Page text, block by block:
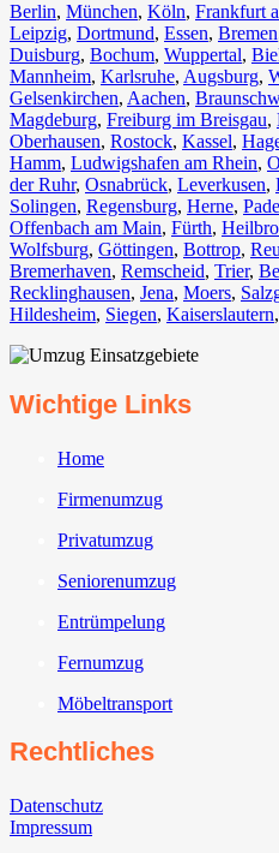
Berlin⁠, München, Köln⁠, Frankfurt
Leipzig, Dortmund, Essen, Bremen
Duisburg⁠, Bochum, Wuppertal⁠,
Mannheim, Karlsruhe, Augsburg,
Gelsenkirchen⁠, Aachen⁠,
Magdeburg, Freiburg im Breisgau⁠,
Oberhausen⁠, Rostock⁠, Kassel⁠,
Hamm, Ludwigshafen am Rhein⁠,
der Ruhr, Osnabrück⁠, Leverkusen,
Solingen, Regensburg, Herne⁠,
Offenbach am Main, Fürth⁠,
Wolfsburg⁠, Göttingen, Bottrop,
Bremerhaven⁠, Remscheid, Trier⁠,
Recklinghausen, Jena⁠, Moers⁠,
Hildesheim⁠, Siegen⁠, Kaiserslautern⁠,
Wichtige Links
Home
Firmenumzug
Privatumzug
Seniorenumzug
Entrümpelung
Fernumzug
Möbeltransport
Rechtliches
Datenschutz
Impressum